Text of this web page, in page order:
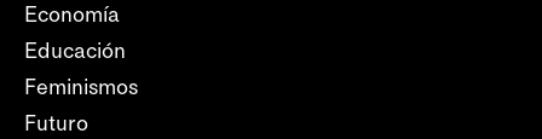
Economía
Educación
Feminismos
Futuro